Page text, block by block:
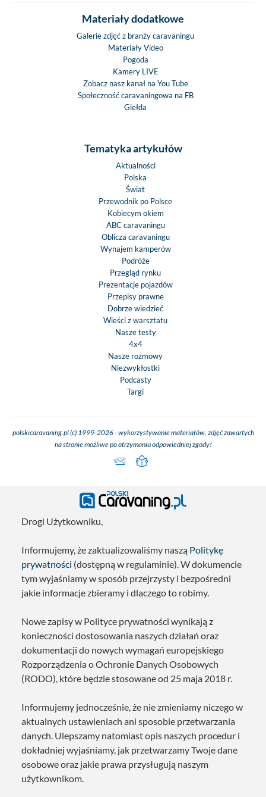
Materiały dodatkowe
Galerie zdjęć z branży caravaningu
Materiały Video
Pogoda
Kamery LIVE
Zobacz nasz kanał na You Tube
Społeczność caravaningowa na FB
Giełda
Tematyka artykułów
Aktualności
Polska
Świat
Przewodnik po Polsce
Kobiecym okiem
ABC caravaningu
Oblicza caravaningu
Wynajem kamperów
Podróże
Przegląd rynku
Prezentacje pojazdów
Przepisy prawne
Dobrze wiedzieć
Wieści z warsztatu
Nasze testy
4x4
Nasze rozmowy
Niezwykłostki
Podcasty
Targi
polskicaravaning.pl (c) 1999-2026 - wykorzystywanie materiałów, zdjęć zawartych
na stronie możliwe po otrzymaniu odpowiedniej zgody!
Drogi Użytkowniku,
Informujemy, że zaktualizowaliśmy naszą Politykę
prywatności (dostępną w regulaminie). W dokumencie
tym wyjaśniamy w sposób przejrzysty i bezpośredni
jakie informacje zbieramy i dlaczego to robimy.
Nowe zapisy w Polityce prywatności wynikają z
konieczności dostosowania naszych działań oraz
dokumentacji do nowych wymagań europejskiego
Rozporządzenia o Ochronie Danych Osobowych
(RODO), które będzie stosowane od 25 maja 2018 r.
Informujemy jednocześnie, że nie zmieniamy niczego w
aktualnych ustawieniach ani sposobie przetwarzania
danych. Ulepszamy natomiast opis naszych procedur i
dokładniej wyjaśniamy, jak przetwarzamy Twoje dane
osobowe oraz jakie prawa przysługują naszym
użytkownikom.